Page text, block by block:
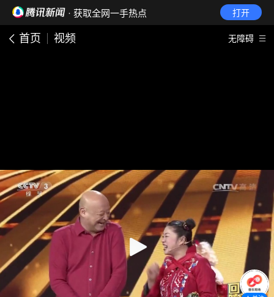
· 获取全网一手热点 打开
首页 视频 无障碍